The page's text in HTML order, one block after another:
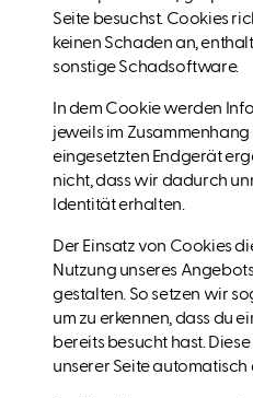
Seite besuchst. Cookies
keinen Schaden an,
sonstige Schadsoftware.
In dem Cookie werden
jeweils im
eingesetzten Endgerät
nicht, dass wir dadurch
Identität erhalten.
Der Einsatz von Cookies
Nutzung unseres
gestalten. So setzen wir
um zu erkennen, dass du
bereits besucht hast.
unserer Seite automatisch